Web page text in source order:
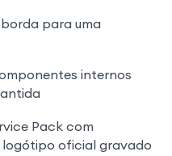
para uma
internos
Pack com
logótipo oficial gravado